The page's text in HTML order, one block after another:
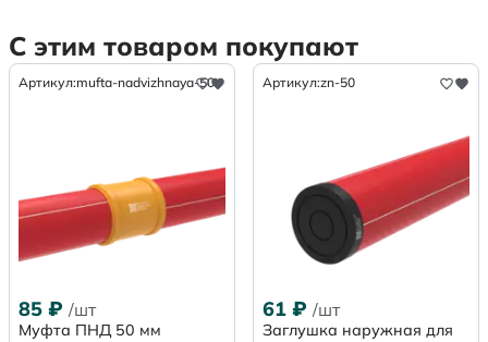
С этим товаром покупают
Артикул:mufta-nadvizhnaya-50
85 ₽ /шт
Муфта ПНД 50 мм
Артикул:zn-50
61 ₽ /шт
Заглушка наружная для